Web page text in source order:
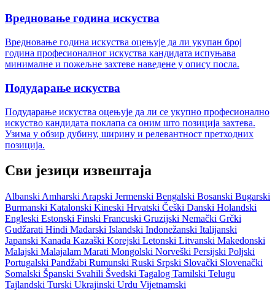
Вредновање година искуства
Вредновање година искуства оцењује да ли укупан број
година професионалног искуства кандидата испуњава
минималне и пожељне захтеве наведене у опису посла.
Подударање искуства
Подударање искуства оцењује да ли се укупно професионално
искуство кандидата поклапа са оним што позиција захтева.
Узима у обзир дубину, ширину и релевантност претходних
позиција.
Сви језици извештаја
Albanski Amharski Arapski Jermenski Bengalski Bosanski Bugarski
Burmanski Katalonski Kineski Hrvatski Češki Danski Holandski
Engleski Estonski Finski Francuski Gruzijski Nemački Grčki
Gudžarati Hindi Mađarski Islandski Indonežanski Italijanski
Japanski Kanada Kazaški Korejski Letonski Litvanski Makedonski
Malajski Malajalam Marati Mongolski Norveški Persijski Poljski
Portugalski Pandžabi Rumunski Ruski Srpski Slovački Slovenački
Somalski Španski Svahili Švedski Tagalog Tamilski Telugu
Tajlandski Turski Ukrajinski Urdu Vijetnamski